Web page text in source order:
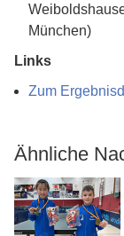
München)
Links
Zum
Ähnliche